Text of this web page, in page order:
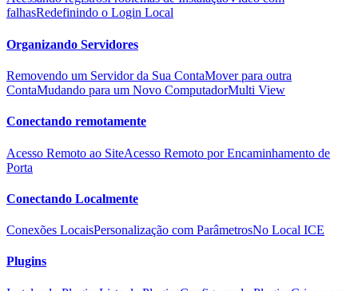
falhasRedefinindo o Login Local
Organizando Servidores
Removendo um Servidor da Sua ContaMover para outra
ContaMudando para um Novo ComputadorMulti View
Conectando remotamente
Acesso Remoto ao SiteAcesso Remoto por Encaminhamento de
Porta
Conectando Localmente
Conexões LocaisPersonalização com ParâmetrosNo Local ICE
Plugins